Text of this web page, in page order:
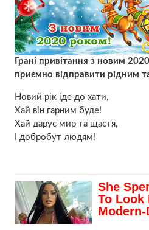
Грані привітання з новим
приємно відправити рідним
Новий рік іде до хати,
Хай він гарним буде!
Хай дарує мир та щастя,
І добробут людям!